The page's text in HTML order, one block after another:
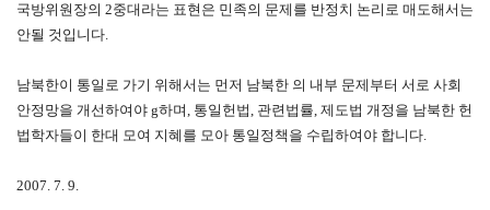
국방위원장의 2중대라는 표현은 민족의 문제를 반정치 논리로 매도해서는
안될 것입니다.
남북한이 통일로 가기 위해서는 먼저 남북한 의 내부 문제부터 서로 사회
안정망을 개선하여야 g하며, 통일헌법, 관련법률, 제도법 개정을 남북한 헌
법학자들이 한대 모여 지혜를 모아 통일정책을 수립하여야 합니다.
2007. 7. 9.